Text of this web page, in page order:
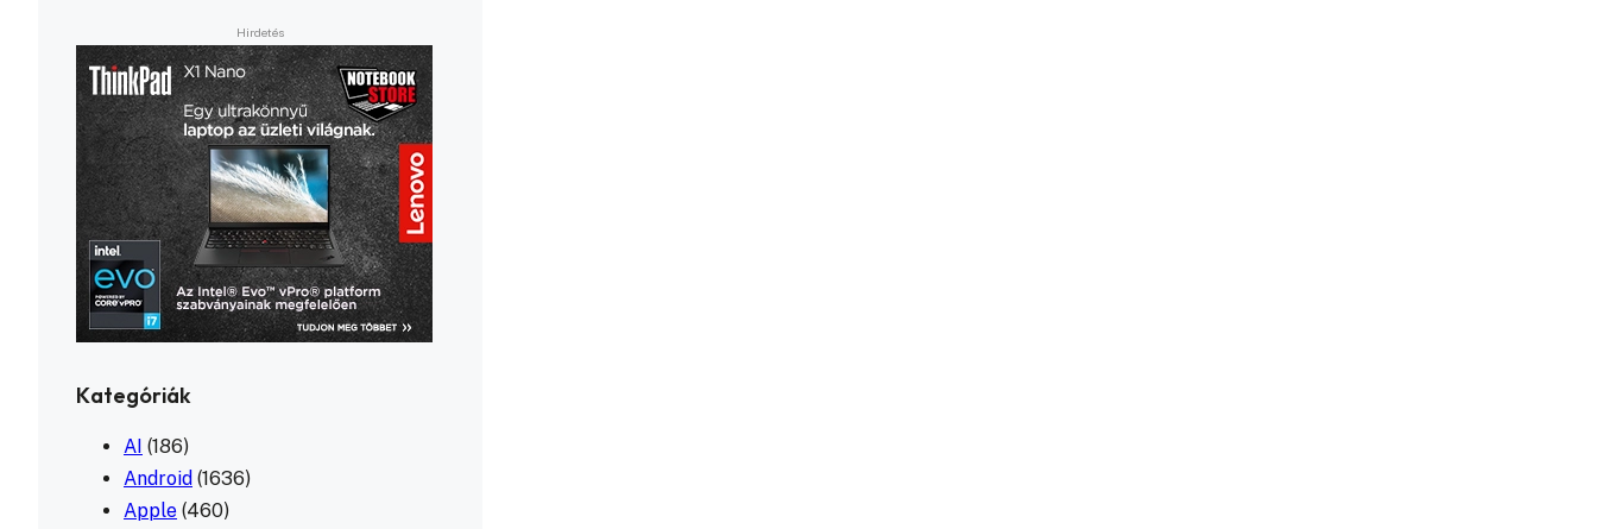
Kategóriák
AI (186)
Android (1636)
Apple (460)